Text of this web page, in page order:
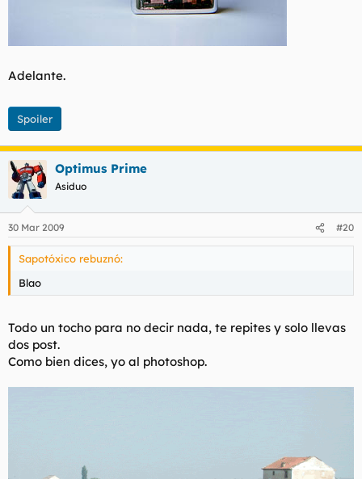
Adelante.
Spoiler
Optimus Prime
Asiduo
30 Mar 2009 #20
Sapotóxico rebuznó:
Blao
Todo un tocho para no decir nada, te repites y solo llevas
dos post.
Como bien dices, yo al photoshop.